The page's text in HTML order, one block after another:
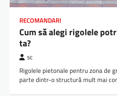
RECOMANDARI
Cum să alegi rigolele
ta?
sc
Rigolele pietonale pentru zona de
parte dintr-o structură mult mai